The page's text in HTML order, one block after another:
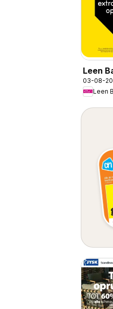
Leen
folder
03-08-
Leen